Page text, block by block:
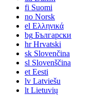
fi Suomi
no Norsk
el Ελληνικά
bg Български
hrHrvatski
sk Slovenčina
sl Slovenščina
et Eesti
lv Latviešu
lt Lietuvių